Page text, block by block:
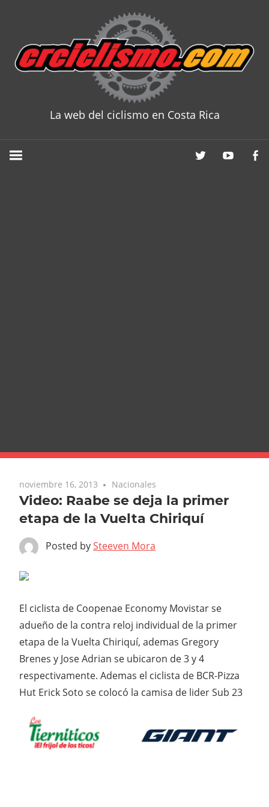
content
La web del ciclismo en Costa Rica
noviembre 16, 2013 Nacionales
Video: Raabe se deja la primer
etapa de la Vuelta Chiriquí
Posted bySteeven Mora
El ciclista de Coopenae Economy Movistar se
adueño de la contra reloj individual de la primer
etapa de la Vuelta Chiriquí, ademas Gregory
Brenes y Jose Adrian se ubicaron de 3 y 4
respectivamente. Ademas el ciclista de BCR-Pizza
Hut Erick Soto se colocó la camisa de lider Sub 23